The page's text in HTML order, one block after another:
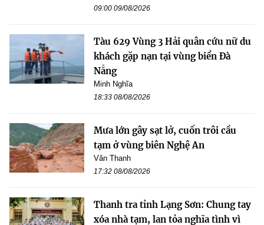
09:00 09/08/2026
Tàu 629 Vùng 3 Hải quân cứu nữ du
khách gặp nạn tại vùng biển Đà
Nẵng
Minh Nghĩa
18:33 08/08/2026
Mưa lớn gây sạt lở, cuốn trôi cầu
tạm ở vùng biên Nghệ An
Văn Thanh
17:32 08/08/2026
Thanh tra tỉnh Lạng Sơn: Chung tay
xóa nhà tạm, lan tỏa nghĩa tình vì